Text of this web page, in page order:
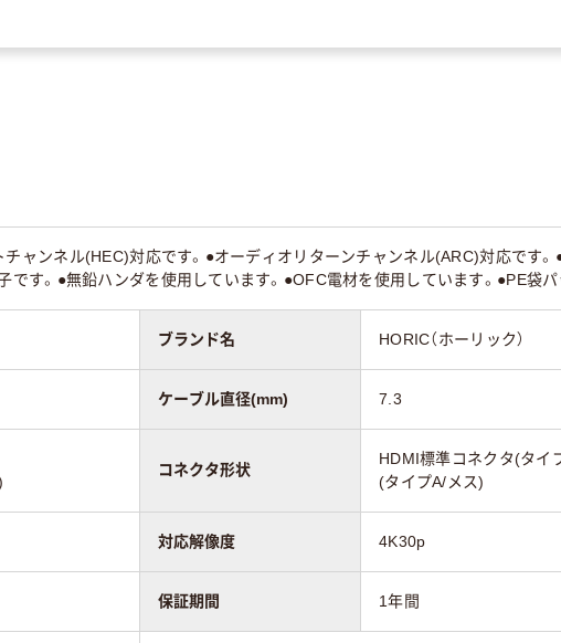
ャンネル(HEC)対応です。●オーディオリターンチャンネル(ARC)対応です
す。●無鉛ハンダを使用しています。●OFC電材を使用しています。●PE袋
ブランド名 HORIC（ホーリック）
ケーブル直径(mm) 7.3
コネクタ形状
HDMI標準コネクタ(タイ
(タイプA/メス)
対応解像度 4K30p
保証期間 1年間